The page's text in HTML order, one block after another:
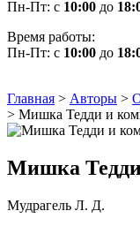
Пн-Пт: с 10:00 до
Время работы:
Пн-Пт: с 10:00 до
Главная > Авторы >
> Мишка Тедди и
Мишка
Мудрагель Л. Д.